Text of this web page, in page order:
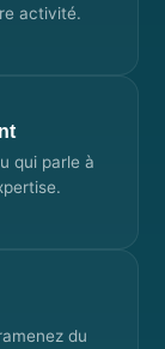
activité.
qui parle à
du